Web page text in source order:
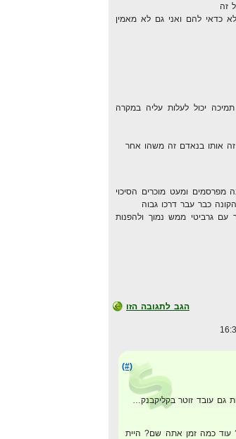
זה
כדאי להם ואני גם לא מאמין
יכול לעלות עליה במקרה
אותו בנאדם זה משהו אחר
ומעט מוכרים הסיכוי
כבר עבר דרכו גבוה
גרביטי ממש נמוך ולהפנות
הגב לתגובה הזו
(#)
גם עובד זוטר בקליקבנק…
כמה זמן אתה שם? היית